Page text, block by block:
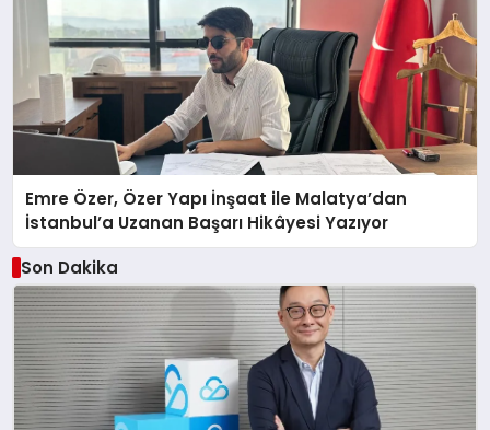
Emre Özer, Özer Yapı İnşaat ile Malatya’dan
İstanbul’a Uzanan Başarı Hikâyesi Yazıyor
Son Dakika